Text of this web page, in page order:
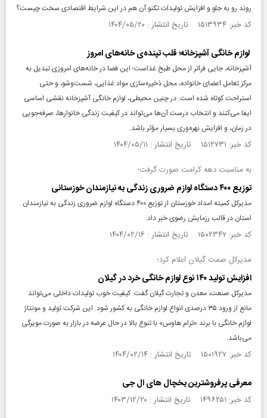
روند رو به جلو و افزایش تولیدات تکنو آن هم در این شرایط اقتصادی سخت چیست؟
کد خبر: ۱۵۱۳۹۳۴ تاریخ انتشار : ۱۴۰۴/۰۵/۲۰
لوازم خانگی آشپزخانه؛ قلب تپنده‌ی خانه‌های امروز
آشپزخانه، جایی فراتر از محل طبخ غذاست؛ این فضا در خانه‌های امروزی تبدیل به
مرکز تعامل اعضای خانواده، محل ذخیره‌سازی مواد غذایی، شست‌وشو، و حتی
استراحت کوتاه شده است. در چنین محیطی، لوازم خانگی آشپزخانه نقشی اساسی
ایفا می‌کنند و انتخاب درست آن‌ها می‌تواند در کیفیت زندگی خانوارها، صرفه‌جویی
در زمان، و افزایش بهره‌وری بسیار مؤثر باشد.
کد خبر: ۱۵۱۲۷۳۱ تاریخ انتشار : ۱۴۰۴/۰۵/۱۱
به مناسبت دهه کرامت صورت گرفت؛
توزیع ۴۰۰ دستگاه لوازم ضروری زندگی به نیازمندان خوزستانی
مدیرکل کمیته امداد خوزستان از توزیع ۴۰۰ دستگاه لوازم ضروری زندگی به نیازمندان
استان در قالب رزمایش رضوی خبر داد.
کد خبر: ۱۵۰۲۳۴۷ تاریخ انتشار : ۱۴۰۴/۰۲/۱۶
مدیرکل صمت گیلان اعلام کرد؛
افزایش تولید ۱۴۰ نوع لوازم خانگی خرد در گیلان
مدیرکل صنعت، معدن و تجارت گیلان گفت: کیفیت خوب تولیدات داخلی می‌تواند
مانع از ورود ۳۵ درصدی انواع لوازم خانگی به کشور شود. این شرکت تولید و مونتاژ
لوازم خانگی با برند «ترام هاوس» با تنوع بالا در حال عرضه در بازار به صورت مویرگی
می‌باشد.
کد خبر: ۱۵۰۱۹۲۷ تاریخ انتشار : ۱۴۰۴/۰۲/۱۴
معرفی پرفروشترین یخچال های ال جی
کد خبر: ۱۴۹۶۲۵۱ تاریخ انتشار : ۱۴۰۳/۱۲/۲۰